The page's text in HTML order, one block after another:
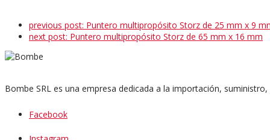
previous post: Puntero multipropósito Storz de 25 mm x 9
next post: Puntero multipropósito Storz de 65 mm x 16 mm
Bombe SRL es una empresa dedicada a la importación,
Facebook